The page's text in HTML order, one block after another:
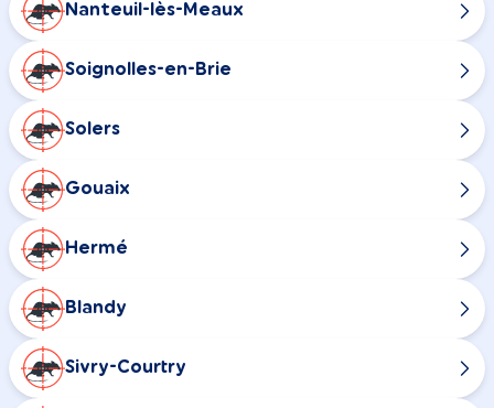
Nanteuil-lès-Meaux
Soignolles-en-Brie
Solers
Gouaix
Hermé
Blandy
Sivry-Courtry